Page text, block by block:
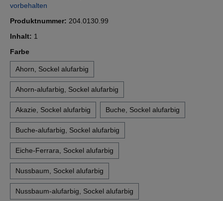
vorbehalten
Produktnummer: 204.0130.99
Inhalt: 1
Farbeauswählen
Ahorn, Sockel alufarbig
Ahorn-alufarbig, Sockel alufarbig
Akazie, Sockel alufarbig Buche, Sockel alufarbig
Buche-alufarbig, Sockel alufarbig
Eiche-Ferrara, Sockel alufarbig
Nussbaum, Sockel alufarbig
Nussbaum-alufarbig, Sockel alufarbig